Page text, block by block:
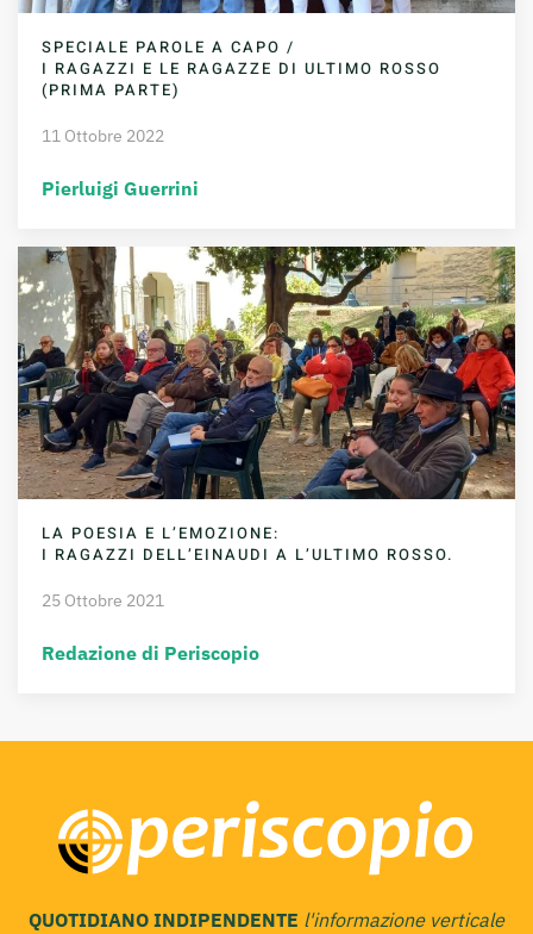
SPECIALE PAROLE A CAPO /
I RAGAZZI E LE RAGAZZE DI ULTIMO ROSSO
(PRIMA PARTE)
11 Ottobre 2022
Pierluigi Guerrini
LA POESIA E L’EMOZIONE:
I RAGAZZI DELL’EINAUDI A L’ULTIMO ROSSO.
25 Ottobre 2021
Redazione di Periscopio
QUOTIDIANO INDIPENDENTE l'informazione verticale